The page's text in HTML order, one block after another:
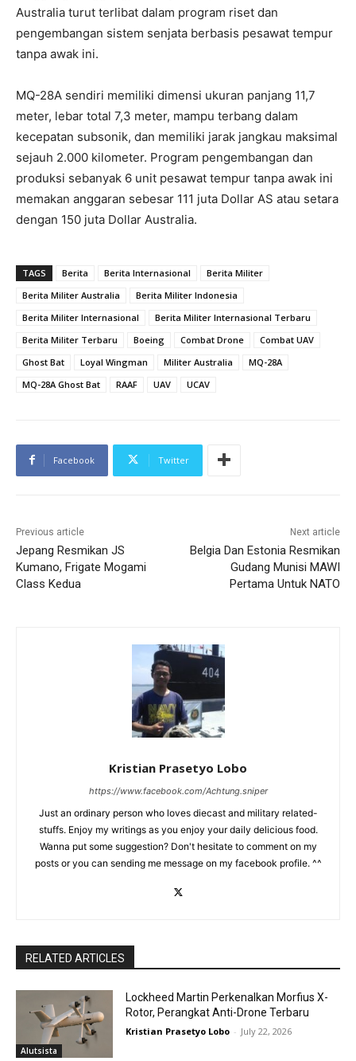
Australia turut terlibat dalam program riset dan
pengembangan sistem senjata berbasis pesawat tempur
tanpa awak ini.
MQ-28A sendiri memiliki dimensi ukuran panjang 11,7
meter, lebar total 7,3 meter, mampu terbang dalam
kecepatan subsonik, dan memiliki jarak jangkau maksimal
sejauh 2.000 kilometer. Program pengembangan dan
produksi sebanyak 6 unit pesawat tempur tanpa awak ini
memakan anggaran sebesar 111 juta Dollar AS atau setara
dengan 150 juta Dollar Australia.
TAGS Berita Berita Internasional
Berita Militer
Berita Militer Australia
Berita Militer Indonesia
Berita Militer Internasional
Berita Militer Internasional Terbaru
Berita Militer Terbaru
Boeing Combat Drone
Combat UAV
Ghost Bat
Loyal Wingman Militer Australia
MQ-28A
MQ-28A Ghost Bat
RAAF UAV UCAV
Facebook Twitter
Previous article
Jepang Resmikan JS
Kumano, Frigate Mogami
Class Kedua
Next article
Belgia Dan Estonia Resmikan
Gudang Munisi MAWI
Pertama Untuk NATO
Kristian Prasetyo Lobo
https://www.facebook.com/Achtung.sniper
Just an ordinary person who loves diecast and military related-
stuffs. Enjoy my writings as you enjoy your daily delicious food.
Wanna put some suggestion? Don't hesitate to comment on my
posts or you can sending me message on my facebook profile. ^^
RELATED ARTICLES
Alutsista
Lockheed Martin Perkenalkan Morfius X-
Rotor, Perangkat Anti-Drone Terbaru
Kristian Prasetyo Lobo - July 22, 2026